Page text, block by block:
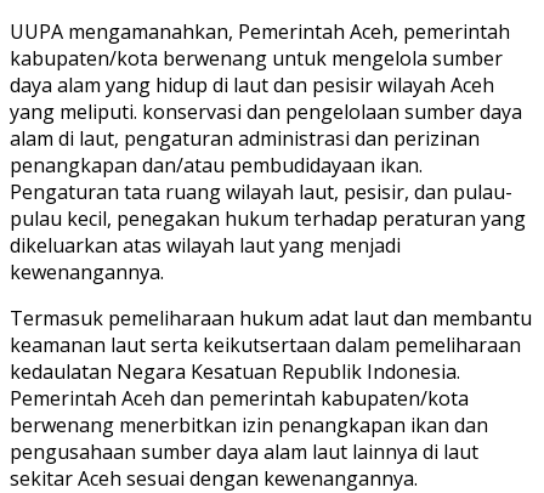
UUPA mengamanahkan, Pemerintah Aceh, pemerintah
kabupaten/kota berwenang untuk mengelola sumber
daya alam yang hidup di laut dan pesisir wilayah Aceh
yang meliputi. konservasi dan pengelolaan sumber daya
alam di laut, pengaturan administrasi dan perizinan
penangkapan dan/atau pembudidayaan ikan.
Pengaturan tata ruang wilayah laut, pesisir, dan pulau-
pulau kecil, penegakan hukum terhadap peraturan yang
dikeluarkan atas wilayah laut yang menjadi
kewenangannya.
Termasuk pemeliharaan hukum adat laut dan membantu
keamanan laut serta keikutsertaan dalam pemeliharaan
kedaulatan Negara Kesatuan Republik Indonesia.
Pemerintah Aceh dan pemerintah kabupaten/kota
berwenang menerbitkan izin penangkapan ikan dan
pengusahaan sumber daya alam laut lainnya di laut
sekitar Aceh sesuai dengan kewenangannya.